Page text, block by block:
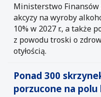
Ministerstwo
akcyzy na wyroby
10% w 2027 r., a także
z powodu troski o
otyłością.
Ponad 300
porzucone na